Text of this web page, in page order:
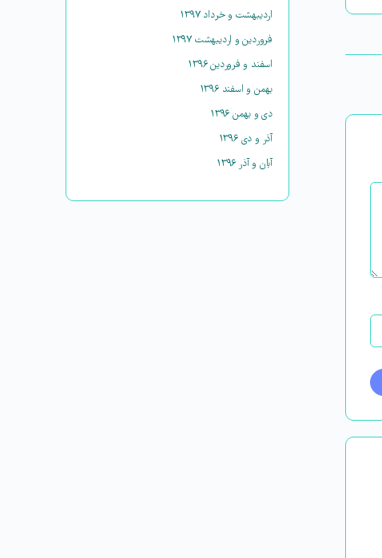
اردیبهشت و خرداد ۱۳۹۷
فروردین و اردیبهشت ۱۳۹۷
اسفند و فروردین ۱۳۹۶
بهمن و اسفند ۱۳۹۶
دی و بهمن ۱۳۹۶
آذر و دی ۱۳۹۶
آبان و آذر ۱۳۹۶